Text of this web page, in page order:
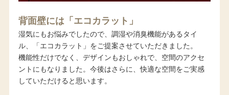
背面壁には「エコカラット」
湿気にもお悩みでしたので、調湿や消臭機能があるタイ
ル、「エコカラット」をご提案させていただきました。
機能性だけでなく、デザインもおしゃれで、空間のアクセ
ントにもなりました。今後はさらに、快適な空間をご実感
していただけると思います。